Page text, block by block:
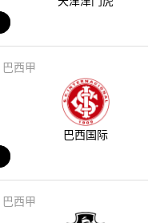
巴西甲
巴西国际
巴西甲